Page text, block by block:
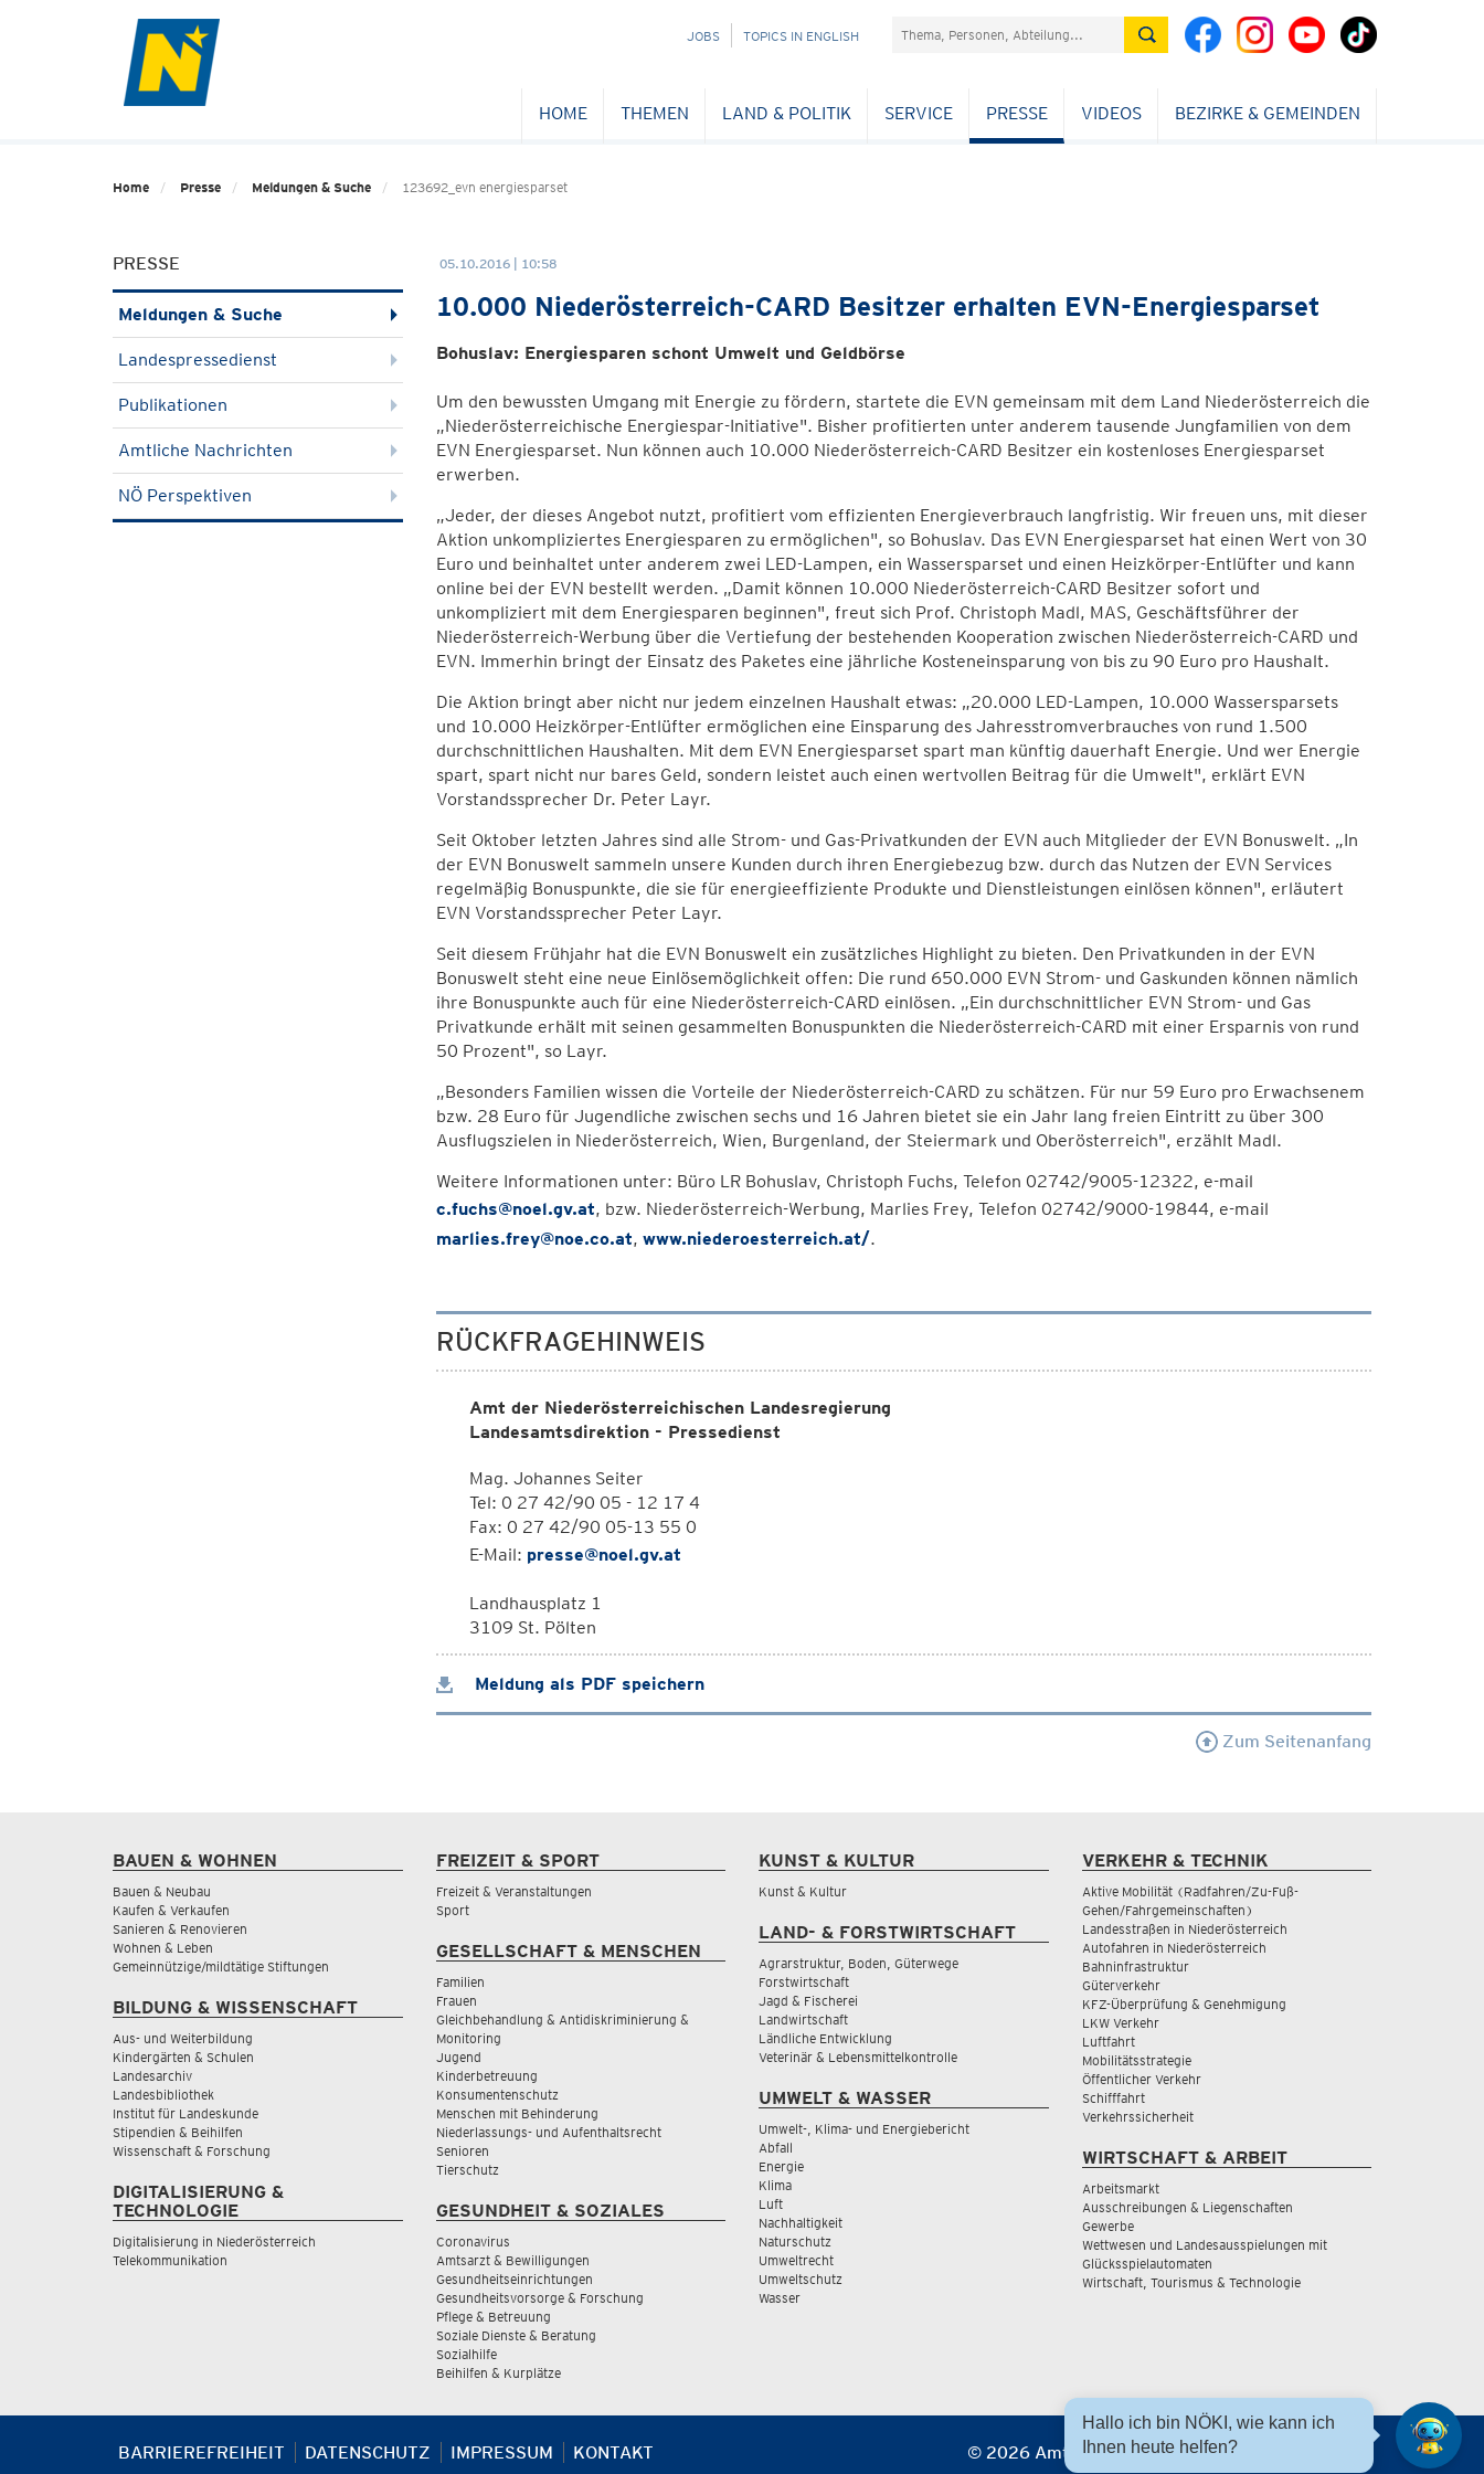
NAVIGATION
JOBS TOPICS IN ENGLISH Suchefeld
HOME THEMEN LAND & POLITIK SERVICE PRESSE VIDEOS BEZIRKE & GEMEINDEN
Home Presse Meldungen & Suche 123692_evn energiesparset
PRESSE
Meldungen & Suche
Landespressedienst
Publikationen
Amtliche Nachrichten
NÖ Perspektiven
05.10.2016 | 10:58
10.000 Niederösterreich-CARD Besitzer erhalten EVN-Energiesparset
Bohuslav: Energiesparen schont Umwelt und Geldbörse
Um den bewussten Umgang mit Energie zu fördern, startete die EVN gemeinsam mit dem Land Niederösterreich die
„Niederösterreichische Energiespar-Initiative". Bisher profitierten unter anderem tausende Jungfamilien von dem
EVN Energiesparset. Nun können auch 10.000 Niederösterreich-CARD Besitzer ein kostenloses Energiesparset
erwerben.
„Jeder, der dieses Angebot nutzt, profitiert vom effizienten Energieverbrauch langfristig. Wir freuen uns, mit dieser
Aktion unkompliziertes Energiesparen zu ermöglichen", so Bohuslav. Das EVN Energiesparset hat einen Wert von 30
Euro und beinhaltet unter anderem zwei LED-Lampen, ein Wassersparset und einen Heizkörper-Entlüfter und kann
online bei der EVN bestellt werden. „Damit können 10.000 Niederösterreich-CARD Besitzer sofort und
unkompliziert mit dem Energiesparen beginnen", freut sich Prof. Christoph Madl, MAS, Geschäftsführer der
Niederösterreich-Werbung über die Vertiefung der bestehenden Kooperation zwischen Niederösterreich-CARD und
EVN. Immerhin bringt der Einsatz des Paketes eine jährliche Kosteneinsparung von bis zu 90 Euro pro Haushalt.
Die Aktion bringt aber nicht nur jedem einzelnen Haushalt etwas: „20.000 LED-Lampen, 10.000 Wassersparsets
und 10.000 Heizkörper-Entlüfter ermöglichen eine Einsparung des Jahresstromverbrauches von rund 1.500
durchschnittlichen Haushalten. Mit dem EVN Energiesparset spart man künftig dauerhaft Energie. Und wer Energie
spart, spart nicht nur bares Geld, sondern leistet auch einen wertvollen Beitrag für die Umwelt", erklärt EVN
Vorstandssprecher Dr. Peter Layr.
Seit Oktober letzten Jahres sind alle Strom- und Gas-Privatkunden der EVN auch Mitglieder der EVN Bonuswelt. „In
der EVN Bonuswelt sammeln unsere Kunden durch ihren Energiebezug bzw. durch das Nutzen der EVN Services
regelmäßig Bonuspunkte, die sie für energieeffiziente Produkte und Dienstleistungen einlösen können", erläutert
EVN Vorstandssprecher Peter Layr.
Seit diesem Frühjahr hat die EVN Bonuswelt ein zusätzliches Highlight zu bieten. Den Privatkunden in der EVN
Bonuswelt steht eine neue Einlösemöglichkeit offen: Die rund 650.000 EVN Strom- und Gaskunden können nämlich
ihre Bonuspunkte auch für eine Niederösterreich-CARD einlösen. „Ein durchschnittlicher EVN Strom- und Gas
Privatkunde erhält mit seinen gesammelten Bonuspunkten die Niederösterreich-CARD mit einer Ersparnis von rund
50 Prozent", so Layr.
„Besonders Familien wissen die Vorteile der Niederösterreich-CARD zu schätzen. Für nur 59 Euro pro Erwachsenem
bzw. 28 Euro für Jugendliche zwischen sechs und 16 Jahren bietet sie ein Jahr lang freien Eintritt zu über 300
Ausflugszielen in Niederösterreich, Wien, Burgenland, der Steiermark und Oberösterreich", erzählt Madl.
Weitere Informationen unter: Büro LR Bohuslav, Christoph Fuchs, Telefon 02742/9005-12322, e-mail
c.fuchs@noel.gv.at, bzw. Niederösterreich-Werbung, Marlies Frey, Telefon 02742/9000-19844, e-mail
marlies.frey@noe.co.at, www.niederoesterreich.at/.
RÜCKFRAGEHINWEIS
Amt der Niederösterreichischen Landesregierung
Landesamtsdirektion - Pressedienst
Mag. Johannes Seiter
Tel: 0 27 42/90 05 - 12 17 4
Fax: 0 27 42/90 05-13 55 0
E-Mail: presse@noel.gv.at
Landhausplatz 1
3109 St. Pölten
Meldung als PDF speichern
Zum Seitenanfang
BAUEN & WOHNEN
Bauen & Neubau
Kaufen & Verkaufen
Sanieren & Renovieren
Wohnen & Leben
Gemeinnützige/mildtätige Stiftungen
BILDUNG & WISSENSCHAFT
Aus- und Weiterbildung
Kindergärten & Schulen
Landesarchiv
Landesbibliothek
Institut für Landeskunde
Stipendien & Beihilfen
Wissenschaft & Forschung
DIGITALISIERUNG &
TECHNOLOGIE
Digitalisierung in Niederösterreich
Telekommunikation
FREIZEIT & SPORT
Freizeit & Veranstaltungen
Sport
GESELLSCHAFT & MENSCHEN
Familien
Frauen
Gleichbehandlung & Antidiskriminierung &
Monitoring
Jugend
Kinderbetreuung
Konsumentenschutz
Menschen mit Behinderung
Niederlassungs- und Aufenthaltsrecht
Senioren
Tierschutz
GESUNDHEIT & SOZIALES
Coronavirus
Amtsarzt & Bewilligungen
Gesundheitseinrichtungen
Gesundheitsvorsorge & Forschung
Pflege & Betreuung
Soziale Dienste & Beratung
Sozialhilfe
Beihilfen & Kurplätze
KUNST & KULTUR
Kunst & Kultur
LAND- & FORSTWIRTSCHAFT
Agrarstruktur, Boden, Güterwege
Forstwirtschaft
Jagd & Fischerei
Landwirtschaft
Ländliche Entwicklung
Veterinär & Lebensmittelkontrolle
UMWELT & WASSER
Umwelt-, Klima- und Energiebericht
Abfall
Energie
Klima
Luft
Nachhaltigkeit
Naturschutz
Umweltrecht
Umweltschutz
Wasser
VERKEHR & TECHNIK
Aktive Mobilität (Radfahren/Zu-Fuß-
Gehen/Fahrgemeinschaften)
Landesstraßen in Niederösterreich
Autofahren in Niederösterreich
Bahninfrastruktur
Güterverkehr
KFZ-Überprüfung & Genehmigung
LKW Verkehr
Luftfahrt
Mobilitätsstrategie
Öffentlicher Verkehr
Schifffahrt
Verkehrssicherheit
WIRTSCHAFT & ARBEIT
Arbeitsmarkt
Ausschreibungen & Liegenschaften
Gewerbe
Wettwesen und Landesausspielungen mit
Glücksspielautomaten
Wirtschaft, Tourismus & Technologie
BARRIEREFREIHEIT DATENSCHUTZ IMPRESSUM KONTAKT © 2026 Amt der NÖ Landesregierung
Hallo ich bin NÖKI, wie kann ich
Ihnen heute helfen?